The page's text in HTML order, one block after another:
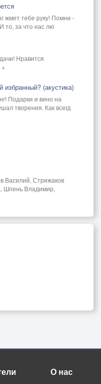
жмет тебе руку! Помни -
то, за что нас лю
Нравится
(акустика)
Подарки и вино на
творения. Как всегд
Василий, Стрижаков
Шпень Владимир,
О нас